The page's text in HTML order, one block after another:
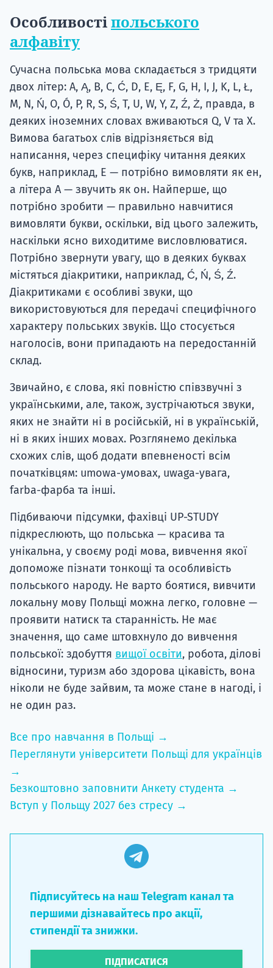
Особливостіпольського
алфавіту
Сучасна польська мова складається з тридцяти
двох літер: A, Ą, B, C, Ć, D, E, Ę, F, G, H, I, J, K, L, Ł,
M, N, Ń, O, Ó, P, R, S, Ś, T, U, W, Y, Z, Ź, Ż, правда, в
деяких іноземних словах вживаються Q, V та X.
Вимова багатьох слів відрізняється від
написання, через специфіку читання деяких
букв, наприклад, Е — потрібно вимовляти як ен,
а літера А — звучить як он. Найперше, що
потрібно зробити — правильно навчитися
вимовляти букви, оскільки, від цього залежить,
наскільки ясно виходитиме висловлюватися.
Потрібно звернути увагу, що в деяких буквах
містяться діакритики, наприклад, Ć, Ń, Ś, Ź.
Діакритиками є особливі звуки, що
використовуються для передачі специфічного
характеру польських звуків. Що стосується
наголосів, вони припадають на передостанній
склад.
Звичайно, є слова, які повністю співзвучні з
українськими, але, також, зустрічаються звуки,
яких не знайти ні в російській, ні в українській,
ні в яких інших мовах. Розглянемо декілька
схожих слів, щоб додати впевненості всім
початківцям: umowa-умовах, uwaga-увага,
farba-фарба та інші.
Підбиваючи підсумки, фахівці UP-STUDY
підкреслюють, що польська — красива та
унікальна, у своєму роді мова, вивчення якої
допоможе пізнати тонкощі та особливість
польського народу. Не варто боятися, вивчити
локальну мову Польщі можна легко, головне —
проявити натиск та старанність. Не має
значення, що саме штовхнуло до вивчення
польської: здобуття вищої освіти, робота, ділові
відносини, туризм або здорова цікавість, вона
ніколи не буде зайвим, та може стане в нагоді, і
не один раз.
Все про навчання в Польщі →
Переглянути університети Польщі для українців
→
Безкоштовно заповнити Анкету студента →
Вступ у Польщу 2027 без стресу →
Підписуйтесь на наш Telegram канал та
першими дізнавайтесь про акції,
стипендії та знижки.
ПІДПИСАТИСЯ